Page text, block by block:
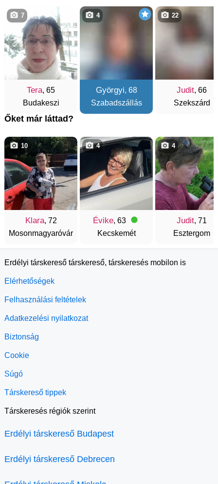
Tera, 65
Budakeszi
7
Györgyi, 68
Szabadszállás
4
Judit, 66
Szekszárd
22
Őket már láttad?
Klara, 72
Mosonmagyaróvár
10
Évike, 63
Kecskemét
4
Judit, 71
Esztergom
4
Erdélyi társkereső társkereső, társkeresés mobilon is
Elérhetőségek
Felhasználási feltételek
Adatkezelési nyilatkozat
Biztonság
Cookie
Súgó
Társkereső tippek
Társkeresés régiók szerint
Erdélyi társkereső Budapest
Erdélyi társkereső Debrecen